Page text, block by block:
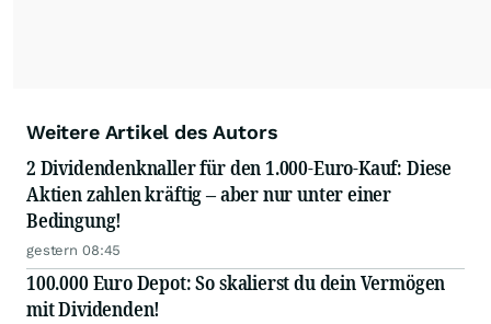
Weitere Artikel des Autors
2 Dividendenknaller für den 1.000-Euro-Kauf: Diese
Aktien zahlen kräftig – aber nur unter einer
Bedingung!
gestern 08:45
100.000 Euro Depot: So skalierst du dein Vermögen
mit Dividenden!